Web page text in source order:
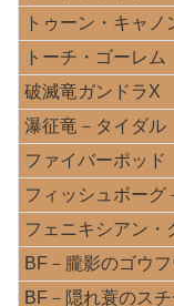
トゥーン・キャ
トーチ・ゴーレム
破滅竜ガンドラX
瀑征竜－タイダル
ファイバーポッド
フィッシュボーグ
フェニキシアン・
BF－朧影のゴウフ
BF－隠れ蓑のスチ